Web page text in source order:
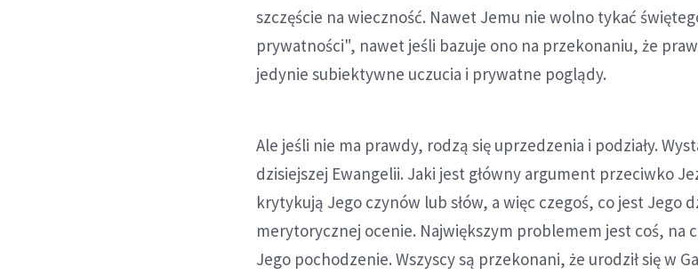
szczęście na wieczność. Nawet Jemu nie wolno tykać
prywatności", nawet jeśli bazuje ono na przekonaniu, że
jedynie subiektywne uczucia i prywatne poglądy.
Ale jeśli nie ma prawdy, rodzą się uprzedzenia i podziały.
dzisiejszej Ewangelii. Jaki jest główny argument przeciwko
krytykują Jego czynów lub słów, a więc czegoś, co jest Jego
merytorycznej ocenie. Największym problemem jest coś, na
Jego pochodzenie. Wszyscy są przekonani, że urodził się w